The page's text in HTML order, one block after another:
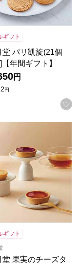
登録する
ギフト
堂 パリ凱旋(21個
年間ギフト】
円
円
ギフト】
ギフト
堂 果実のチーズタ